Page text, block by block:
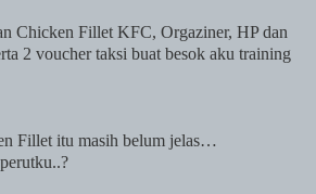
Chicken Fillet KFC, Orgaziner, HP dan
2 voucher taksi buat besok aku training
Fillet itu masih belum jelas…